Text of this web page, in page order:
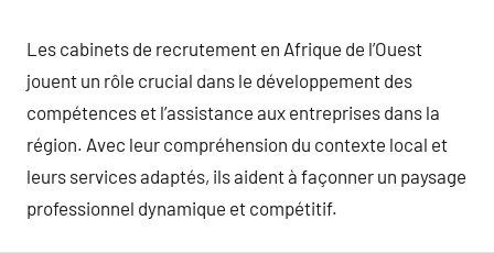
Les cabinets de recrutement en Afrique de l’Ouest
jouent un rôle crucial dans le développement des
compétences et l’assistance aux entreprises dans la
région. Avec leur compréhension du contexte local et
leurs services adaptés, ils aident à façonner un paysage
professionnel dynamique et compétitif.